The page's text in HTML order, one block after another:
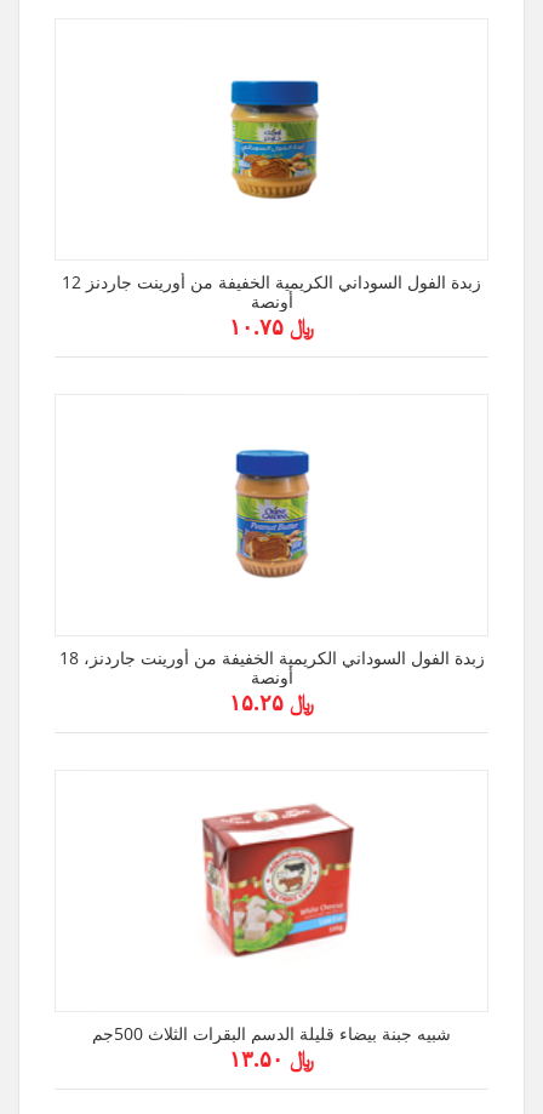
زبدة الفول السوداني الكريمية الخفيفة من أورينت جاردنز 12
أونصة
﷼ ۱۰.۷۵
زبدة الفول السوداني الكريمية الخفيفة من أورينت جاردنز، 18
أونصة
﷼ ۱۵.۲۵
شبيه جبنة بيضاء قليلة الدسم البقرات الثلاث 500جم
﷼ ۱۳.۵۰